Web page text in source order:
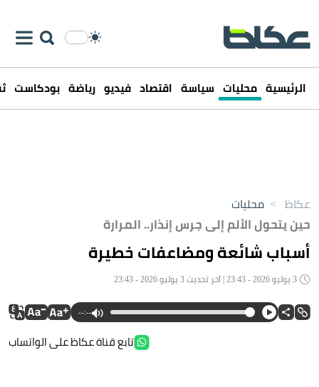
الرئيسية محليات سياسة اقتصاد فيديو رياضة بودكاست
عكاظ > محليات
حين يتحول الألم إلى جرس إنذار.. المرارة
أسباب شائعة ومضاعفات خطيرة
--:--
تابع قناة عكاظ على الواتساب